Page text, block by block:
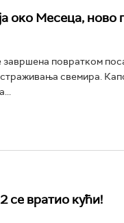
око Месеца, ново
завршена повратком
свемира.
се вратио кући!